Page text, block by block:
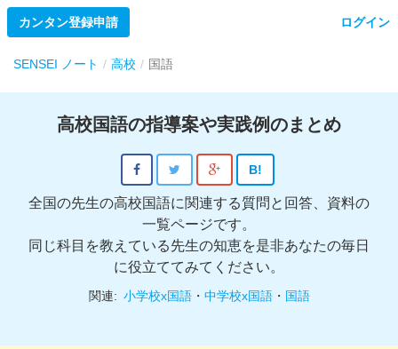
カンタン登録申請 ログイン
SENSEI ノート 高校 国語
高校国語の指導案や実践例のまとめ
B!
全国の先生の高校国語に関連する質問と回答、資料の
一覧ページです。
同じ科目を教えている先生の知恵を是非あなたの毎日
に役立ててみてください。
関連: 小学校x国語・ 中学校x国語・ 国語